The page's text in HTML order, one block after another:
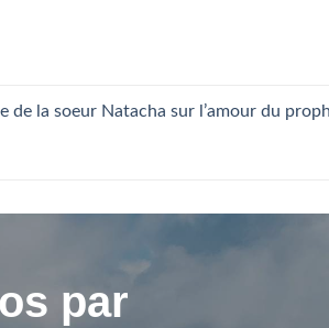
de la soeur Natacha sur l’amour du
par